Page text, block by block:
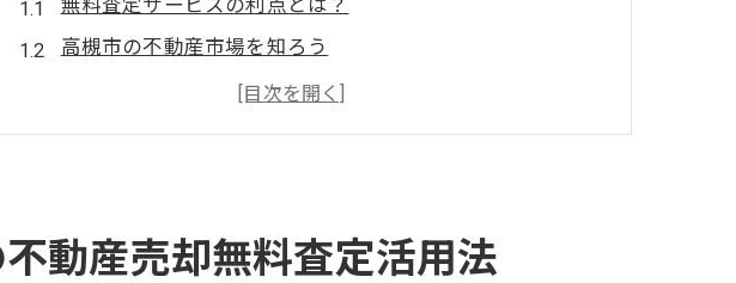
無料査定サービスの利点とは？
高槻市の不動産市場を知ろう
査定結果の比較方法
信頼できる業者を見極めるポイント
プロの視点を無料で！高槻市の不動産売却査定のメリット
動産売却無料査定活用法